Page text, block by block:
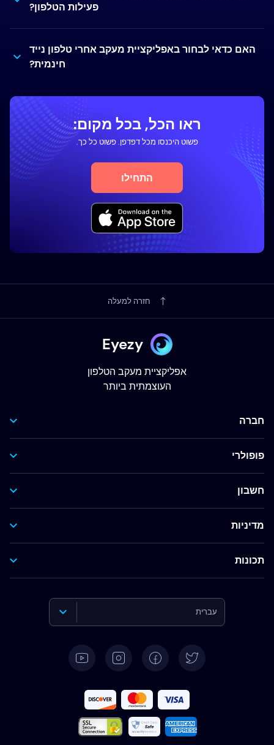
פעילות הטלפון?
האם כדאי לבחור באפליקציית מעקב אחרי טלפון נייד
חינמית?
ראו הכל, בכל מקום:
פשוט היכנסו מכל דפדפן. פשוט כל כך.
התחילו
חזרה למעלה
Eyezy
אפליקציית מעקב הטלפון
העוצמתית ביותר
חברה
פופולרי
חשבון
מדיניות
תכונות
עברית
Deutsch
Español
Français